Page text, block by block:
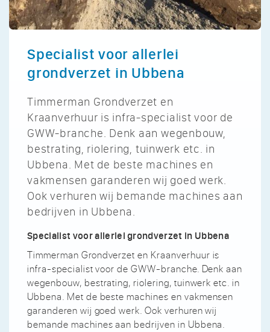
Specialist voor allerlei
grondverzet in Ubbena
Timmerman Grondverzet en
Kraanverhuur is infra-specialist voor de
GWW-branche. Denk aan wegenbouw,
bestrating, riolering, tuinwerk etc. in
Ubbena. Met de beste machines en
vakmensen garanderen wij goed werk.
Ook verhuren wij bemande machines aan
bedrijven in Ubbena.
Specialist voor allerlei grondverzet in Ubbena
Timmerman Grondverzet en Kraanverhuur is
infra-specialist voor de GWW-branche. Denk aan
wegenbouw, bestrating, riolering, tuinwerk etc. in
Ubbena. Met de beste machines en vakmensen
garanderen wij goed werk. Ook verhuren wij
bemande machines aan bedrijven in Ubbena.